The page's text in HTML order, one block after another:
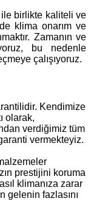
ile birlikte kaliteli ve
klima onarım ve
Zamanın ve
bu nedenle
çalışıyoruz.
Kendimize
olarak,
verdiğimiz tüm
vermekteyiz.
prestijini koruma
klimanıza zarar
gelenin fazlasını